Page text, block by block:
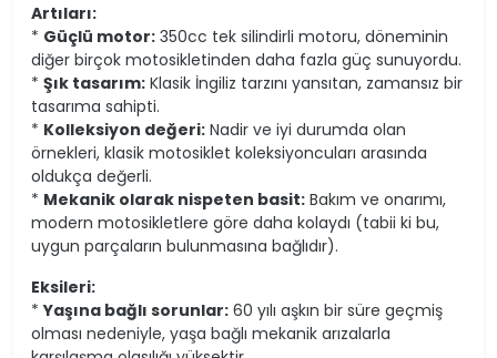
Artıları:
* Güçlü motor: 350cc tek silindirli motoru, döneminin
diğer birçok motosikletinden daha fazla güç sunuyordu.
* Şık tasarım: Klasik İngiliz tarzını yansıtan, zamansız bir
tasarıma sahipti.
* Kolleksiyon değeri: Nadir ve iyi durumda olan
örnekleri, klasik motosiklet koleksiyoncuları arasında
oldukça değerli.
* Mekanik olarak nispeten basit: Bakım ve onarımı,
modern motosikletlere göre daha kolaydı (tabii ki bu,
uygun parçaların bulunmasına bağlıdır).
Eksileri:
*Yaşına bağlı sorunlar: 60 yılı aşkın bir süre geçmiş
olması nedeniyle, yaşa bağlı mekanik arızalarla